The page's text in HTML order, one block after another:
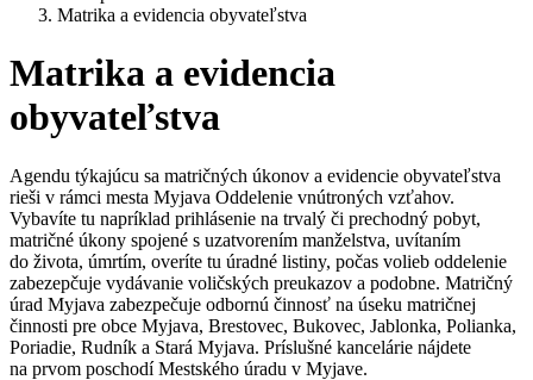
Matrika a evidencia obyvateľstva
Matrika a evidencia
obyvateľstva
Agendu týkajúcu sa matričných úkonov a evidencie obyvateľstva
rieši v rámci mesta Myjava Oddelenie vnútroných vzťahov.
Vybavíte tu napríklad prihlásenie na trvalý či prechodný pobyt,
matričné úkony spojené s uzatvorením manželstva, uvítaním
do života, úmrtím, overíte tu úradné listiny, počas volieb oddelenie
zabezepčuje vydávanie voličských preukazov a podobne. Matričný
úrad Myjava zabezpečuje odbornú činnosť na úseku matričnej
činnosti pre obce Myjava, Brestovec, Bukovec, Jablonka, Polianka,
Poriadie, Rudník a Stará Myjava. Príslušné kancelárie nájdete
na prvom poschodí Mestského úradu v Myjave.